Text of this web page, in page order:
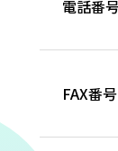
電話番
FAX番号